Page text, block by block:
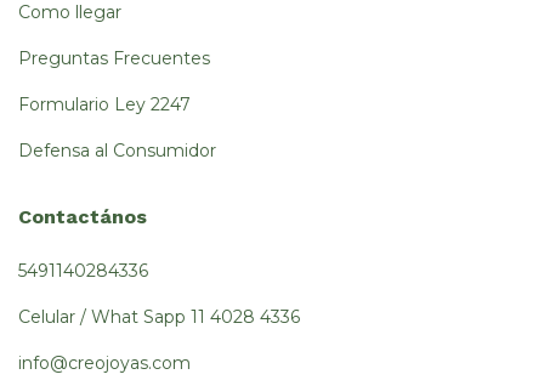
Como llegar
Preguntas Frecuentes
Formulario Ley 2247
Defensa al Consumidor
Contactános
5491140284336
Celular / What Sapp 11 4028 4336
info@creojoyas.com